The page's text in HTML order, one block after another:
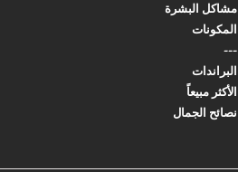
مشاكل البشرة
المكونات
---
البراندات
الأكثر مبيعاً
نصائح الجمال